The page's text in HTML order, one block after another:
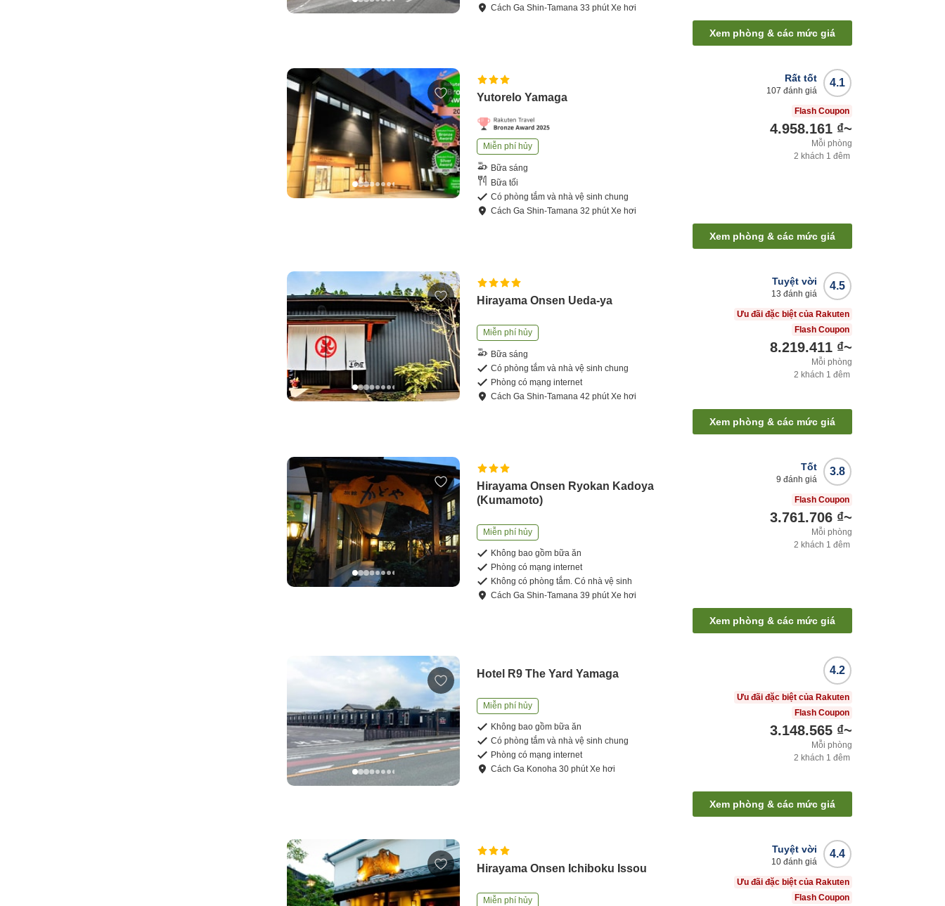
CáchGa Shin-Tamana 33 phútXe hơi
Xem phòng & các mức giá
Yutorelo Yamaga
Miễn phí hủy
Bữa sáng
Bữa tối
Có phòng tắm và nhà vệ sinh chung
CáchGa Shin-Tamana 32 phútXe hơi
4.1
Rất tốt
107 đánh giá
Flash Coupon
4.958.161 ₫~
Mỗi phòng
2 khách 1 đêm
Xem phòng & các mức giá
Hirayama Onsen Ueda-ya
Miễn phí hủy
Bữa sáng
Có phòng tắm và nhà vệ sinh chung
Phòng có mạng internet
CáchGa Shin-Tamana 42 phútXe hơi
4.5
Tuyệt vời
13 đánh giá
Ưu đãi đặc biệt của Rakuten
Flash Coupon
8.219.411 ₫~
Mỗi phòng
2 khách 1 đêm
Xem phòng & các mức giá
Hirayama Onsen Ryokan Kadoya
(Kumamoto)
Miễn phí hủy
Không bao gồm bữa ăn
Phòng có mạng internet
Không có phòng tắm. Có nhà vệ sinh
CáchGa Shin-Tamana 39 phútXe hơi
3.8
Tốt
9 đánh giá
Flash Coupon
3.761.706 ₫~
Mỗi phòng
2 khách 1 đêm
Xem phòng & các mức giá
Hotel R9 The Yard Yamaga
Miễn phí hủy
Không bao gồm bữa ăn
Có phòng tắm và nhà vệ sinh chung
Phòng có mạng internet
CáchGa Konoha 30 phútXe hơi
4.2
Ưu đãi đặc biệt của Rakuten
Flash Coupon
3.148.565 ₫~
Mỗi phòng
2 khách 1 đêm
Xem phòng & các mức giá
Hirayama Onsen Ichiboku Issou
Miễn phí hủy
4.4
Tuyệt vời
10 đánh giá
Ưu đãi đặc biệt của Rakuten
Flash Coupon